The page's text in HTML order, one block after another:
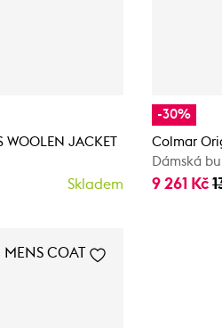
JACKET
Skladem
-30%
Colmar
Dámská
9 261 Kč